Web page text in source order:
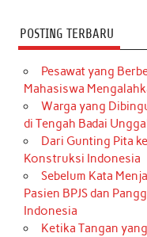
POSTING TERBARU
Pesawat yang
Mahasiswa
Warga yang
di Tengah Badai
Dari Gunting Pita
Konstruksi Indonesia
Sebelum Kata
Pasien BPJS dan
Indonesia
Ketika Tangan